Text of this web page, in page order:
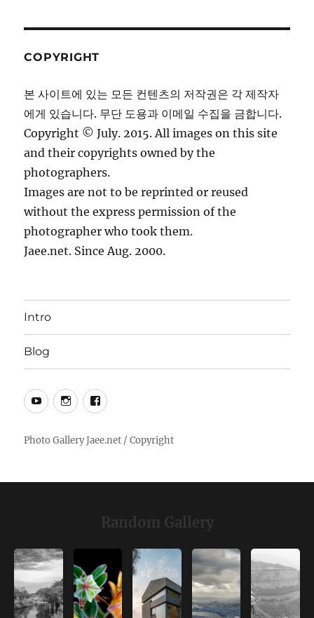
COPYRIGHT
본 사이트에 있는 모든 컨텐츠의 저작권은 각 제작자
에게 있습니다. 무단 도용과 이메일 수집을 금합니다.
Copyright © July. 2015. All images on this site
and their copyrights owned by the
photographers.
Images are not to be reprinted or reused
without the express permission of the
photographer who took them.
Jaee.net. Since Aug. 2000.
Intro
Blog
YouTubeInstagramFacebook
Random Gallery